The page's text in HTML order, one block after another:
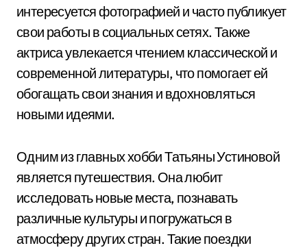
интересуется фотографией и часто публикует
свои работы в социальных сетях. Также
актриса увлекается чтением классической и
современной литературы, что помогает ей
обогащать свои знания и вдохновляться
новыми идеями.
Одним из главных хобби Татьяны Устиновой
является путешествия. Она любит
исследовать новые места, познавать
различные культуры и погружаться в
атмосферу других стран. Такие поездки